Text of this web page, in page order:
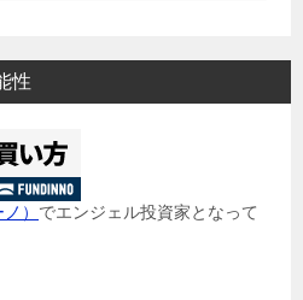
性
） でエンジェル投資家となって